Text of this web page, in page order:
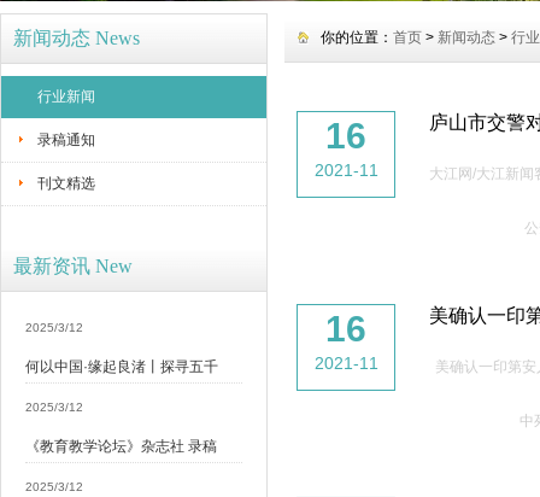
新闻动态 News
行业新闻
录稿通知
刊文精选
最新资讯 New
2025/3/12
何以中国·缘起良渚丨探寻五千
2025/3/12
《教育教学论坛》杂志社 录稿
2025/3/12
你的位置： 首页 > 新闻动态 > 行
16
2021-11
庐山市交警
大江网/大江新
16
2021-11
美确认一印
美确认一印第
中